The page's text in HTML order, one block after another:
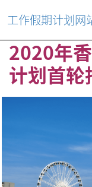
工作假期计划网
2020年
计划首轮